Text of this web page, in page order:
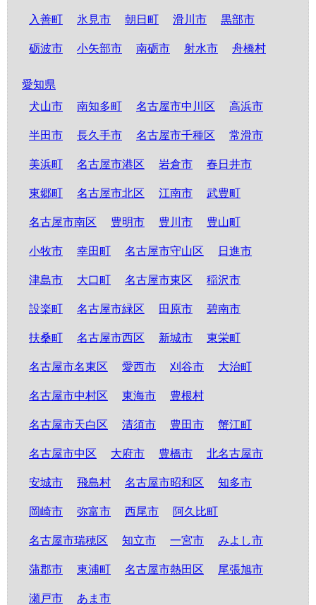
入善町 氷見市 朝日町 滑川市 黒部市
砺波市 小矢部市 南砺市 射水市 舟橋村
愛知県
犬山市
南知多町 名古屋市中川区 高浜市
半田市 長久手市 名古屋市千種区 常滑市
美浜町 名古屋市港区 岩倉市 春日井市
東郷町 名古屋市北区 江南市 武豊町
名古屋市南区 豊明市 豊川市 豊山町
小牧市 幸田町 名古屋市守山区 日進市
津島市 大口町 名古屋市東区 稲沢市
設楽町 名古屋市緑区 田原市 碧南市
扶桑町 名古屋市西区 新城市 東栄町
名古屋市名東区 愛西市 刈谷市 大治町
名古屋市中村区 東海市 豊根村
名古屋市天白区 清須市 豊田市 蟹江町
名古屋市中区 大府市 豊橋市 北名古屋市
安城市 飛島村 名古屋市昭和区 知多市
岡崎市 弥富市 西尾市 阿久比町
名古屋市瑞穂区 知立市 一宮市 みよし市
蒲郡市 東浦町 名古屋市熱田区 尾張旭市
瀬戸市 あま市